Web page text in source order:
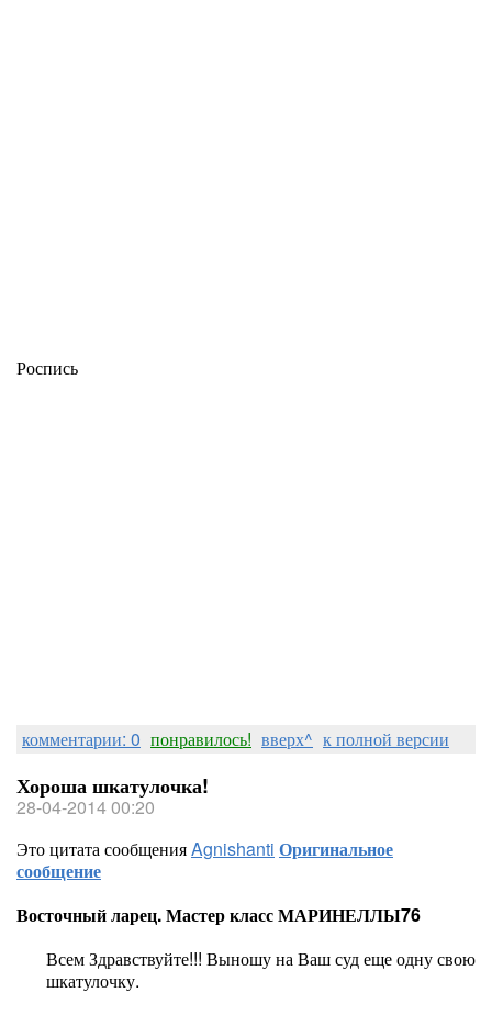
Роспись
комментарии: 0 понравилось! вверх^ к полной версии
Хороша шкатулочка!
28-04-2014 00:20
Это цитата сообщенияAgnishanti Оригинальное
сообщение
Восточный ларец. Мастер класс МАРИНЕЛЛЫ76
Всем Здравствуйте!!! Выношу на Ваш суд еще одну свою
шкатулочку.